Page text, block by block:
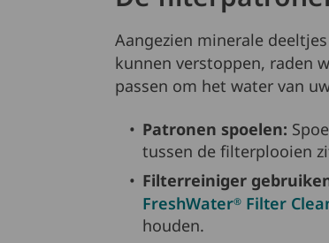
Aangezien minerale
kunnen verstoppen, raden
passen om het water van
Patronen spoelen:
tussen de filterplooien
Filterreiniger
FreshWater® Filter
houden.